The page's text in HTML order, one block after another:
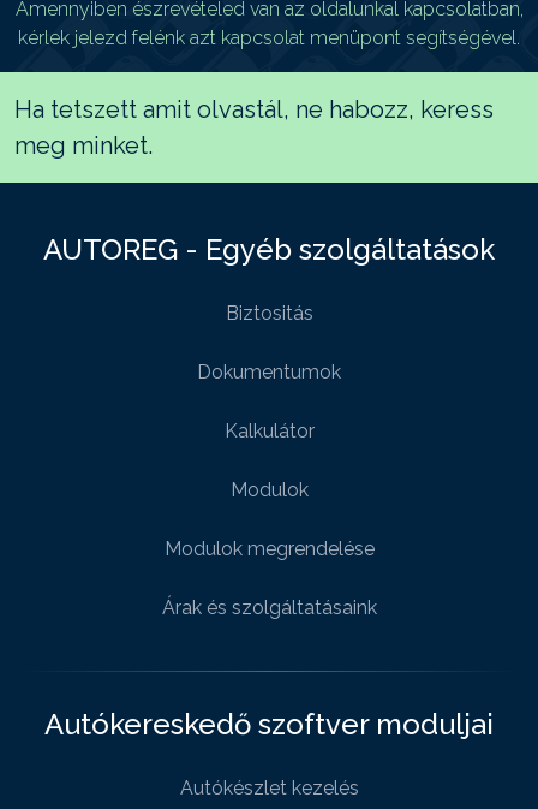
Amennyiben észrevételed van az oldalunkal kapcsolatban,
kérlek jelezd felénk azt kapcsolat menüpont segítségével.
Ha tetszett amit olvastál, ne habozz, keress
meg minket.
AUTOREG - Egyéb szolgáltatások
Biztositás
Dokumentumok
Kalkulátor
Modulok
Modulok megrendelése
Árak és szolgáltatásaink
Autókereskedő szoftver moduljai
Autókészlet kezelés